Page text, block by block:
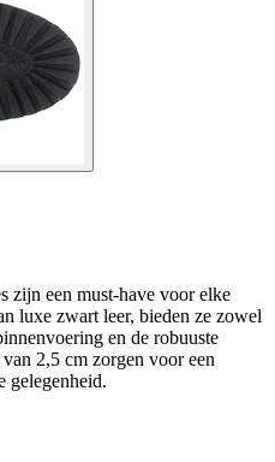
zijn een must-have voor elke
luxe zwart leer, bieden ze zowel
en de robuuste
2,5 cm zorgen voor een
gelegenheid.